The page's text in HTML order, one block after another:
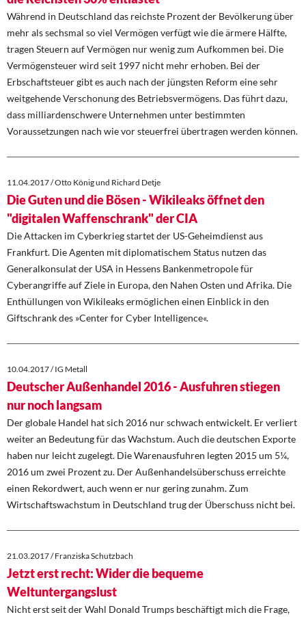
Während in Deutschland das reichste Prozent der Bevölkerung über
mehr als sechsmal so viel Vermögen verfügt wie die ärmere Hälfte,
tragen Steuern auf Vermögen nur wenig zum Aufkommen bei. Die
Vermögensteuer wird seit 1997 nicht mehr erhoben. Bei der
Erbschaftsteuer gibt es auch nach der jüngsten Reform eine sehr
weitgehende Verschonung des Betriebsvermögens. Das führt dazu,
dass milliardenschwere Unternehmen unter bestimmten
Voraussetzungen nach wie vor steuerfrei übertragen werden können.
11.04.2017 / Otto König und Richard Detje
Die Guten und die Bösen - Wikileaks öffnet den
"digitalen Waffenschrank" der CIA
Die Attacken im Cyberkrieg startet der US-Geheimdienst aus
Frankfurt. Die Agenten mit diplomatischem Status nutzen das
Generalkonsulat der USA in Hessens Bankenmetropole für
Cyberangriffe auf Ziele in Europa, den Nahen Osten und Afrika. Die
Enthüllungen von Wikileaks ermöglichen einen Einblick in den
Giftschrank des »Center for Cyber Intelligence«.
10.04.2017 / IG Metall
Deutscher Außenhandel 2016 - Ausfuhren stiegen
nur noch langsam
Der globale Handel hat sich 2016 nur schwach entwickelt. Er verliert
weiter an Bedeutung für das Wachstum. Auch die deutschen Exporte
haben nur leicht zugelegt. Die Warenausfuhren legten 2015 um 5¼,
2016 um zwei Prozent zu. Der Außenhandelsüberschuss erreichte
einen Rekordwert, auch wenn er nur gering zunahm. Zum
Wirtschaftswachstum in Deutschland trug der Überschuss nicht bei.
21.03.2017 / Franziska Schutzbach
Jetzt erst recht: Wider die bequeme
Weltuntergangslust
Nicht erst seit der Wahl Donald Trumps beschäftigt mich die Frage,